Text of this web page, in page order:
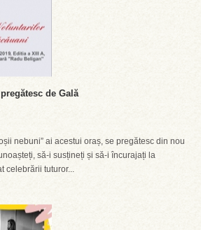
de Gală
nebuni” ai acestui oraș, se pregătesc din nou
să-i susțineți și să-i încurajați la
celebrării tuturor...